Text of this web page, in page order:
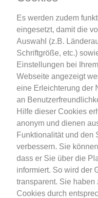
Es werden zudem
eingesetzt, damit die
Auswahl (z.B.
Schriftgröße, etc.)
Einstellungen bei
Webseite angezeigt
eine Erleichterung der
an
Hilfe dieser Cookies
anonym und dienen
Funktionalität und den
verbessern. Sie
dass er Sie über die
informiert. So wird der
transparent. Sie
Cookies durch